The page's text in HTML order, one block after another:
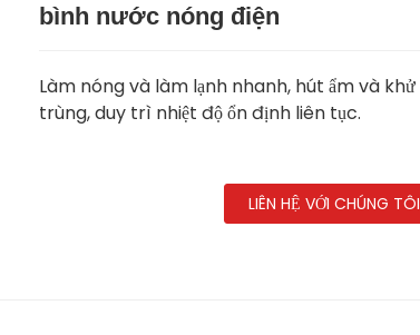
Loading...
Loading...
bình nước nóng điện
Làm nóng và làm lạnh nhanh, hút ẩm và khử
trùng, duy trì nhiệt độ ổn định liên tục.
LIÊN HỆ VỚI CHÚNG TÔI